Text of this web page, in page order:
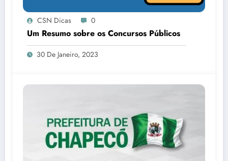
CSN Dicas 0
Um Resumo sobre os Concursos Públicos
30 De Janeiro, 2023